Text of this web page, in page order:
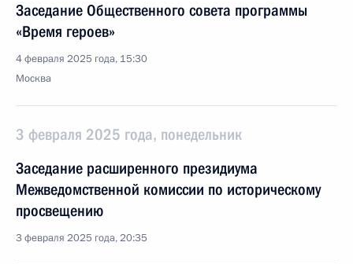
Заседание Общественного совета программы
«Время героев»
4 февраля 2025 года, 15:30
Москва
3 февраля 2025 года, понедельник
Заседание расширенного президиума
Межведомственной комиссии по историческому
просвещению
3 февраля 2025 года, 20:35